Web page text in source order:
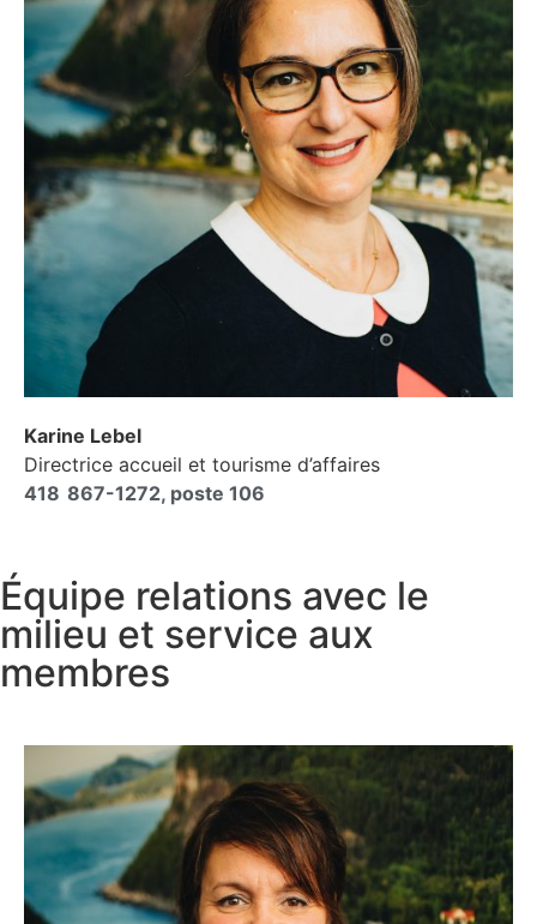
Karine Lebel
Directrice accueil et tourisme d’affaires
418 867-1272, poste 106
Équipe relations avec le
milieu et service aux
membres